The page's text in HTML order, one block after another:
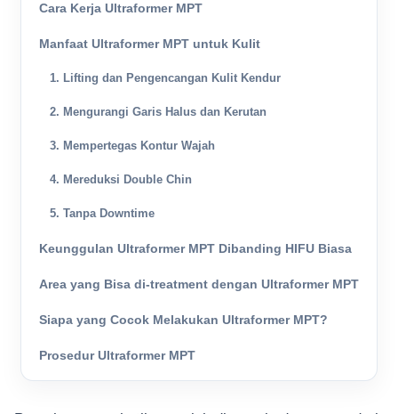
Cara Kerja Ultraformer MPT
Manfaat Ultraformer MPT untuk Kulit
1. Lifting dan Pengencangan Kulit Kendur
2. Mengurangi Garis Halus dan Kerutan
3. Mempertegas Kontur Wajah
4. Mereduksi Double Chin
5. Tanpa Downtime
Keunggulan Ultraformer MPT Dibanding HIFU Biasa
Area yang Bisa di-treatment dengan Ultraformer MPT
Siapa yang Cocok Melakukan Ultraformer MPT?
Prosedur Ultraformer MPT